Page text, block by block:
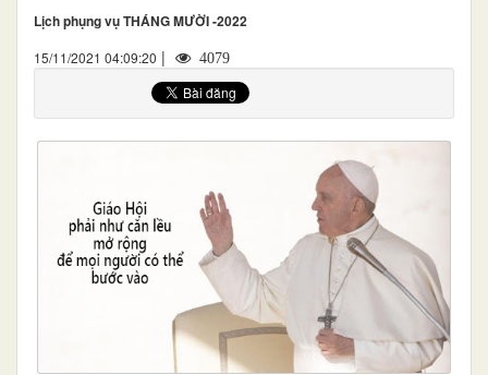
Lịch phụng vụ THÁNG MƯỜI -2022
15/11/2021 04:09:20 | 4079